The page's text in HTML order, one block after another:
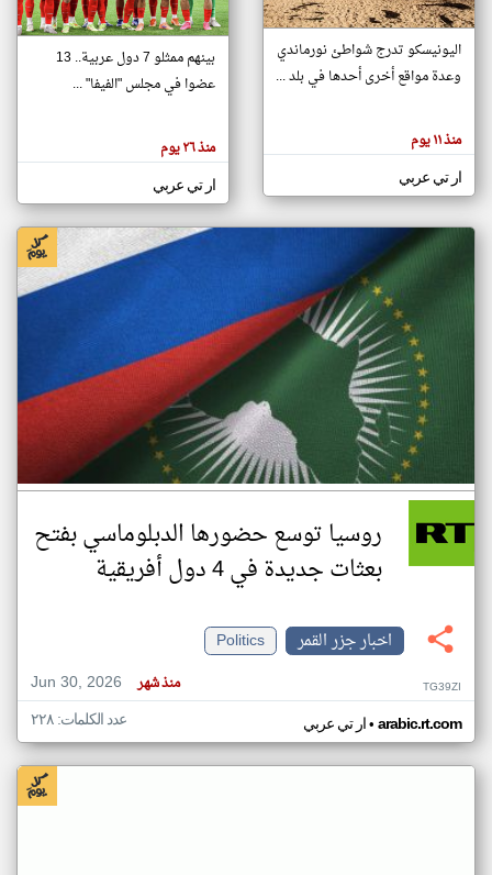
تغيير الدولة
اخبار جزر القمر على مدار الساعة
أهم اخبار جزر القمر العاجلة والمباشرة
هنا عن
وجهة
كاتبيها.
اليونيسكو تدرج شواطئ نورماندي
وعدة مواقع أخرى أحدها في بلد ...
منذ ١١ يوم
ار تي عربي
بينهم ممثلو 7 دول عربية.. 13
عضوا في مجلس "الفيفا" ...
منذ ٢٦ يوم
ار تي عربي
روسيا توسع حضورها الدبلوماسي بفتح
بعثات جديدة في 4 دول أفريقية
اخبار جزر القمر
Politics
Jun 30, 2026
منذ شهر TG39ZI
ار تي عربي• arabic.rt.com عدد الكلمات: ٢٢٨
klyoum.com